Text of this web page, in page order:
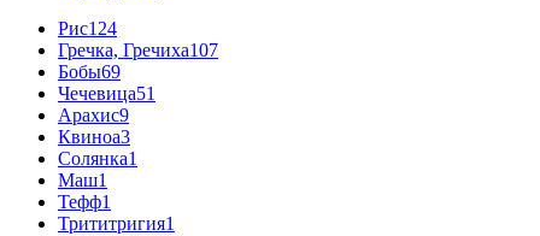
Рис124
Гречка, Гречиха107
Бобы69
Чечевица51
Арахис9
Квиноа3
Солянка1
Маш1
Тефф1
Трититригия1